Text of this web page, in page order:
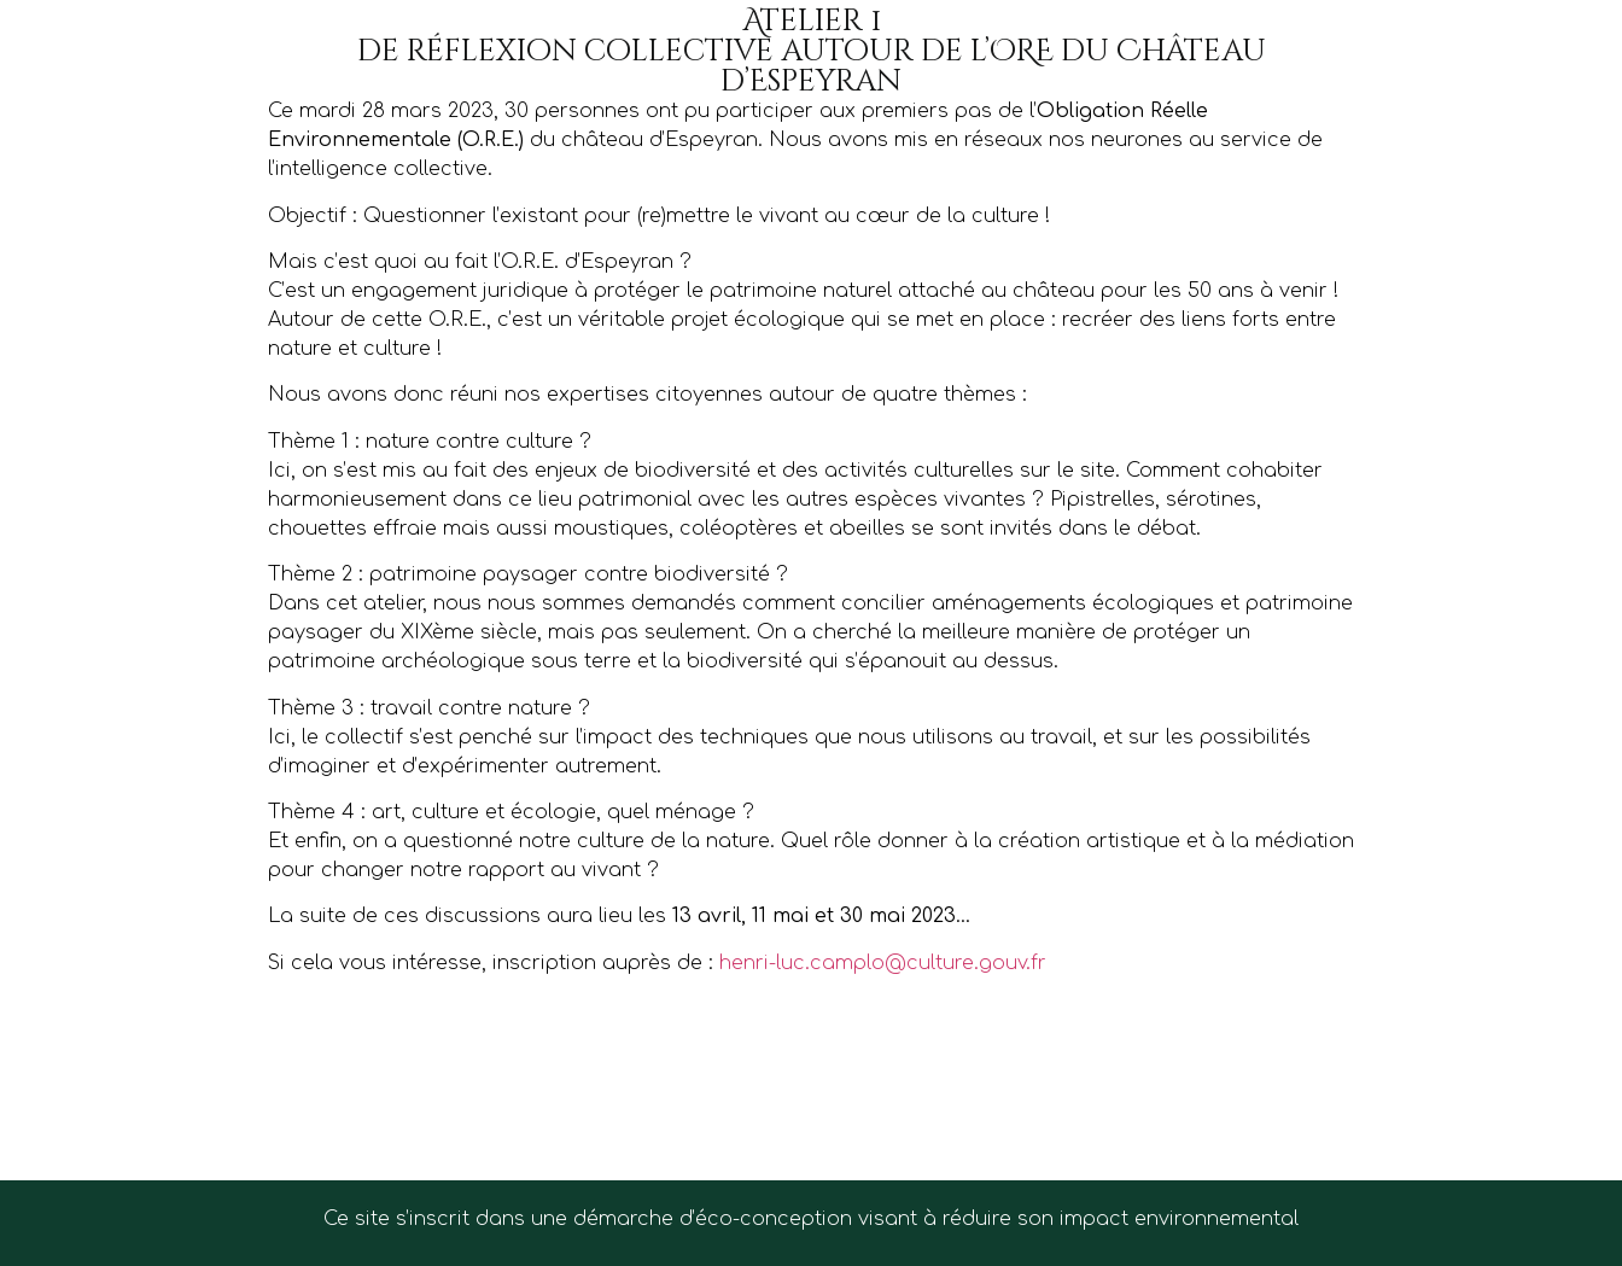
Atelier 1
de réflexion collective autour de l’ORE du Château
d’Espeyran
Ce mardi 28 mars 2023, 30 personnes ont pu participer aux premiers pas de l’Obligation Réelle
Environnementale (O.R.E.) du château d’Espeyran. Nous avons mis en réseaux nos neurones au service de
l’intelligence collective.
Objectif : Questionner l’existant pour (re)mettre le vivant au cœur de la culture !
Mais c’est quoi au fait l’O.R.E. d’Espeyran ?
C’est un engagement juridique à protéger le patrimoine naturel attaché au château pour les 50 ans à venir !
Autour de cette O.R.E., c’est un véritable projet écologique qui se met en place : recréer des liens forts entre
nature et culture !
Nous avons donc réuni nos expertises citoyennes autour de quatre thèmes :
Thème 1 : nature contre culture ?
Ici, on s’est mis au fait des enjeux de biodiversité et des activités culturelles sur le site. Comment cohabiter
harmonieusement dans ce lieu patrimonial avec les autres espèces vivantes ? Pipistrelles, sérotines,
chouettes effraie mais aussi moustiques, coléoptères et abeilles se sont invités dans le débat.
Thème 2 : patrimoine paysager contre biodiversité ?
Dans cet atelier, nous nous sommes demandés comment concilier aménagements écologiques et patrimoine
paysager du XIXème siècle, mais pas seulement. On a cherché la meilleure manière de protéger un
patrimoine archéologique sous terre et la biodiversité qui s’épanouit au dessus.
Thème 3 : travail contre nature ?
Ici, le collectif s’est penché sur l’impact des techniques que nous utilisons au travail, et sur les possibilités
d’imaginer et d’expérimenter autrement.
Thème 4 : art, culture et écologie, quel ménage ?
Et enfin, on a questionné notre culture de la nature. Quel rôle donner à la création artistique et à la médiation
pour changer notre rapport au vivant ?
La suite de ces discussions aura lieu les 13 avril, 11 mai et 30 mai 2023…
Si cela vous intéresse, inscription auprès de : henri-luc.camplo@culture.gouv.fr
Ce site s’inscrit dans une démarche d’éco-conception visant à réduire son impact environnemental